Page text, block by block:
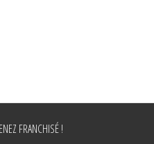
FRANCHISÉ !